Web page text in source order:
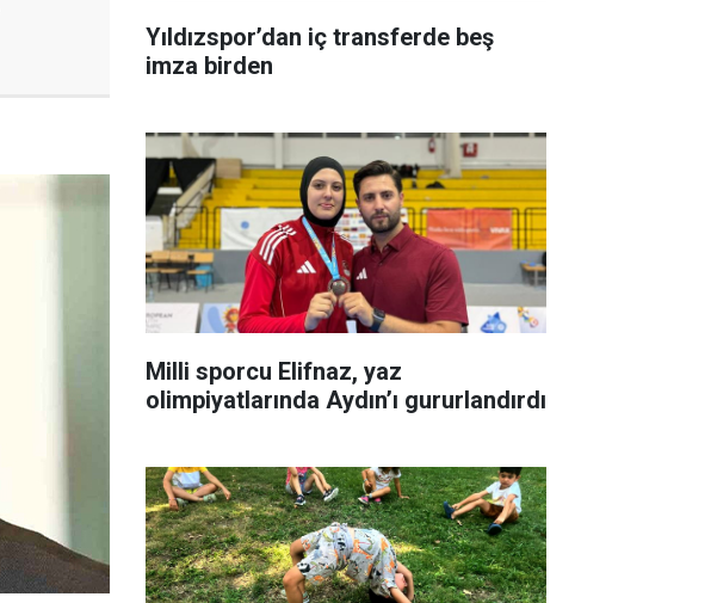
Yıldızspor’dan iç transferde beş
imza birden
Milli sporcu Elifnaz, yaz
olimpiyatlarında Aydın’ı gururlandırdı